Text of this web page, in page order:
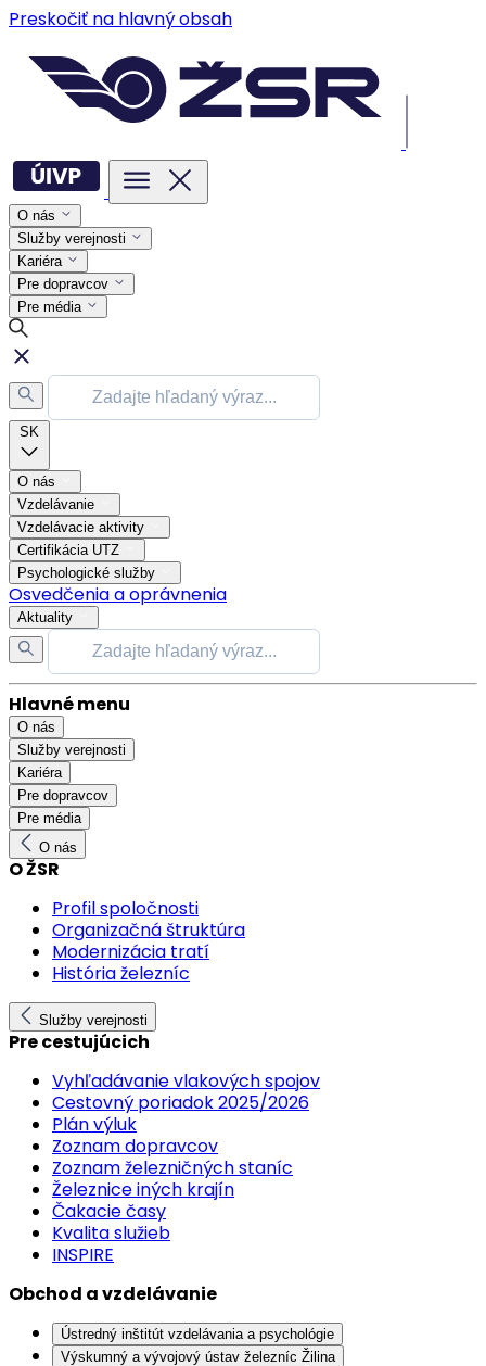
Preskočiť na hlavný obsah
O nás
Služby verejnosti
Kariéra
Pre dopravcov
Pre média
SK
O nás
Vzdelávanie
Vzdelávacie aktivity
Certifikácia UTZ
Psychologické služby
Osvedčenia a oprávnenia
Aktuality
Hlavné menu
O nás
Služby verejnosti
Kariéra
Pre dopravcov
Pre média
O nás
O ŽSR
Profil spoločnosti
Organizačná štruktúra
Modernizácia tratí
História železníc
Služby verejnosti
Pre cestujúcich
Vyhľadávanie vlakových spojov
Cestovný poriadok 2025/2026
Plán výluk
Zoznam dopravcov
Zoznam železničných staníc
Železnice iných krajín
Čakacie časy
Kvalita služieb
INSPIRE
Obchod a vzdelávanie
Ústredný inštitút vzdelávania a psychológie
Výskumný a vývojový ústav železníc Žilina